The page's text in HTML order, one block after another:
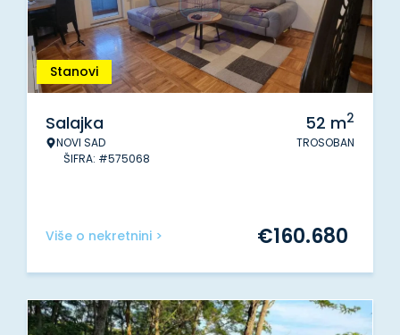
Stanovi
Salajka
NOVI SAD
ŠIFRA: #575068
52 m2
TROSOBAN
Više o nekretnini > €160.680